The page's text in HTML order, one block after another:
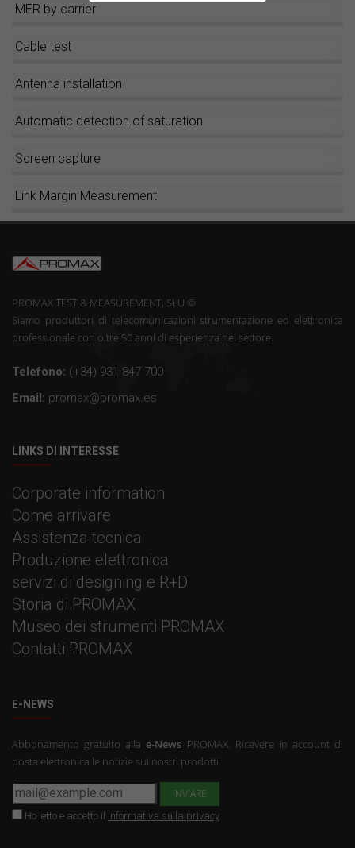
MER by carrier
Cable test
Antenna installation
Automatic detection of saturation
Screen capture
Link Margin Measurement
PROMAX TEST & MEASUREMENT, SLU ©
Siamo produttori di telecomunicazioni strumentazione ed elettronica
professionale con oltre 50 anni di esperienza nel settore.
Telefono: (+34) 931 847 700
Email: promax@promax.es
LINKS DI INTERESSE
Corporate information
Come arrivare
Assistenza tecnica
Produzione elettronica
servizi di designing e R+D
Storia di PROMAX
Museo dei strumenti PROMAX
Contatti PROMAX
E-NEWS
Abbonamento gratuito alla e-News PROMAX. Ricevere in account di
posta elettronica le notizie sui nostri prodotti.
Ho letto e accetto il Informativa sulla privacy